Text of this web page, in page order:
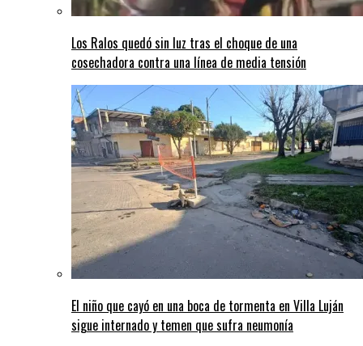
Los Ralos quedó sin luz tras el choque de una
cosechadora contra una línea de media tensión
El niño que cayó en una boca de tormenta en Villa Luján
sigue internado y temen que sufra neumonía